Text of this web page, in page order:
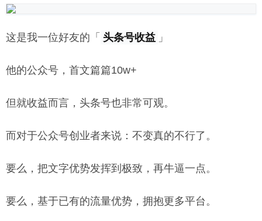
这是我一位好友的「 头条号收益 」
他的公众号，首文篇篇10w+
但就收益而言，头条号也非常可观。
而对于公众号创业者来说：不变真的不行了。
要么，把文字优势发挥到极致，再牛逼一点。
要么，基于已有的流量优势，拥抱更多平台。